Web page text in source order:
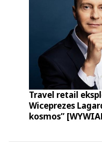
Travel retail
Wiceprezes
kosmos”